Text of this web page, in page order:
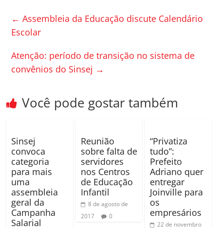
e
b
o
k
er p
h
ar
← Assembleia da Educação discute Calendário
Escolar
Atenção: período de transição no sistema de
convênios do Sinsej →
Você pode gostar também
Sinsej
convoca
categoria
para mais
uma
assembleia
geral da
Campanha
Salarial
Reunião
sobre falta de
servidores
nos Centros
de Educação
Infantil
8 de agosto de
2017
0
“Privatiza
tudo”:
Prefeito
Adriano quer
entregar
Joinville para
os
empresários
22 de novembro